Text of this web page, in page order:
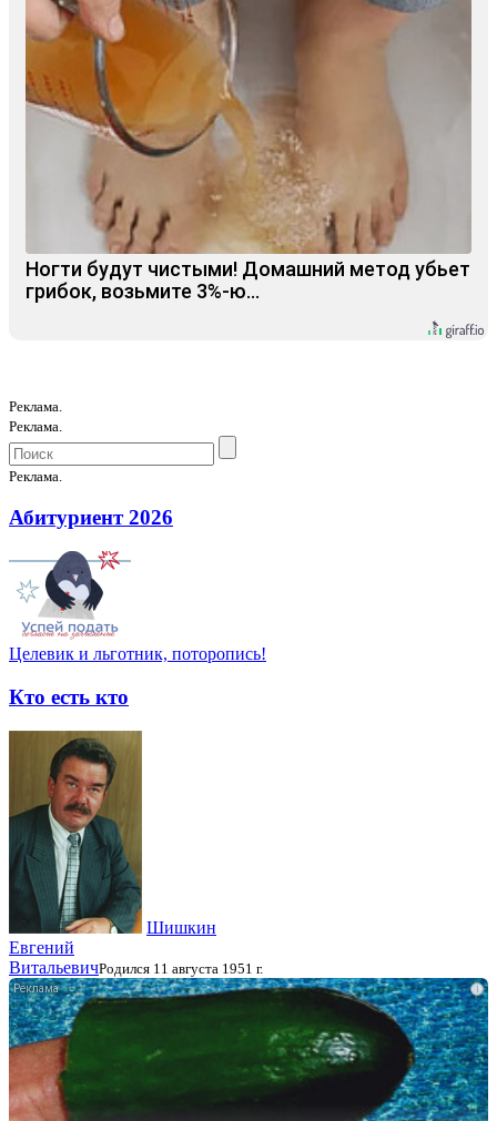
Ногти будут чистыми! Домашний метод убьет
грибок, возьмите 3%-ю…
Реклама.
Реклама.
Реклама.
Абитуриент 2026
Целевик и льготник, поторопись!
Кто есть кто
Шишкин
Евгений
ВитальевичРодился 11 августа 1951 г.
i